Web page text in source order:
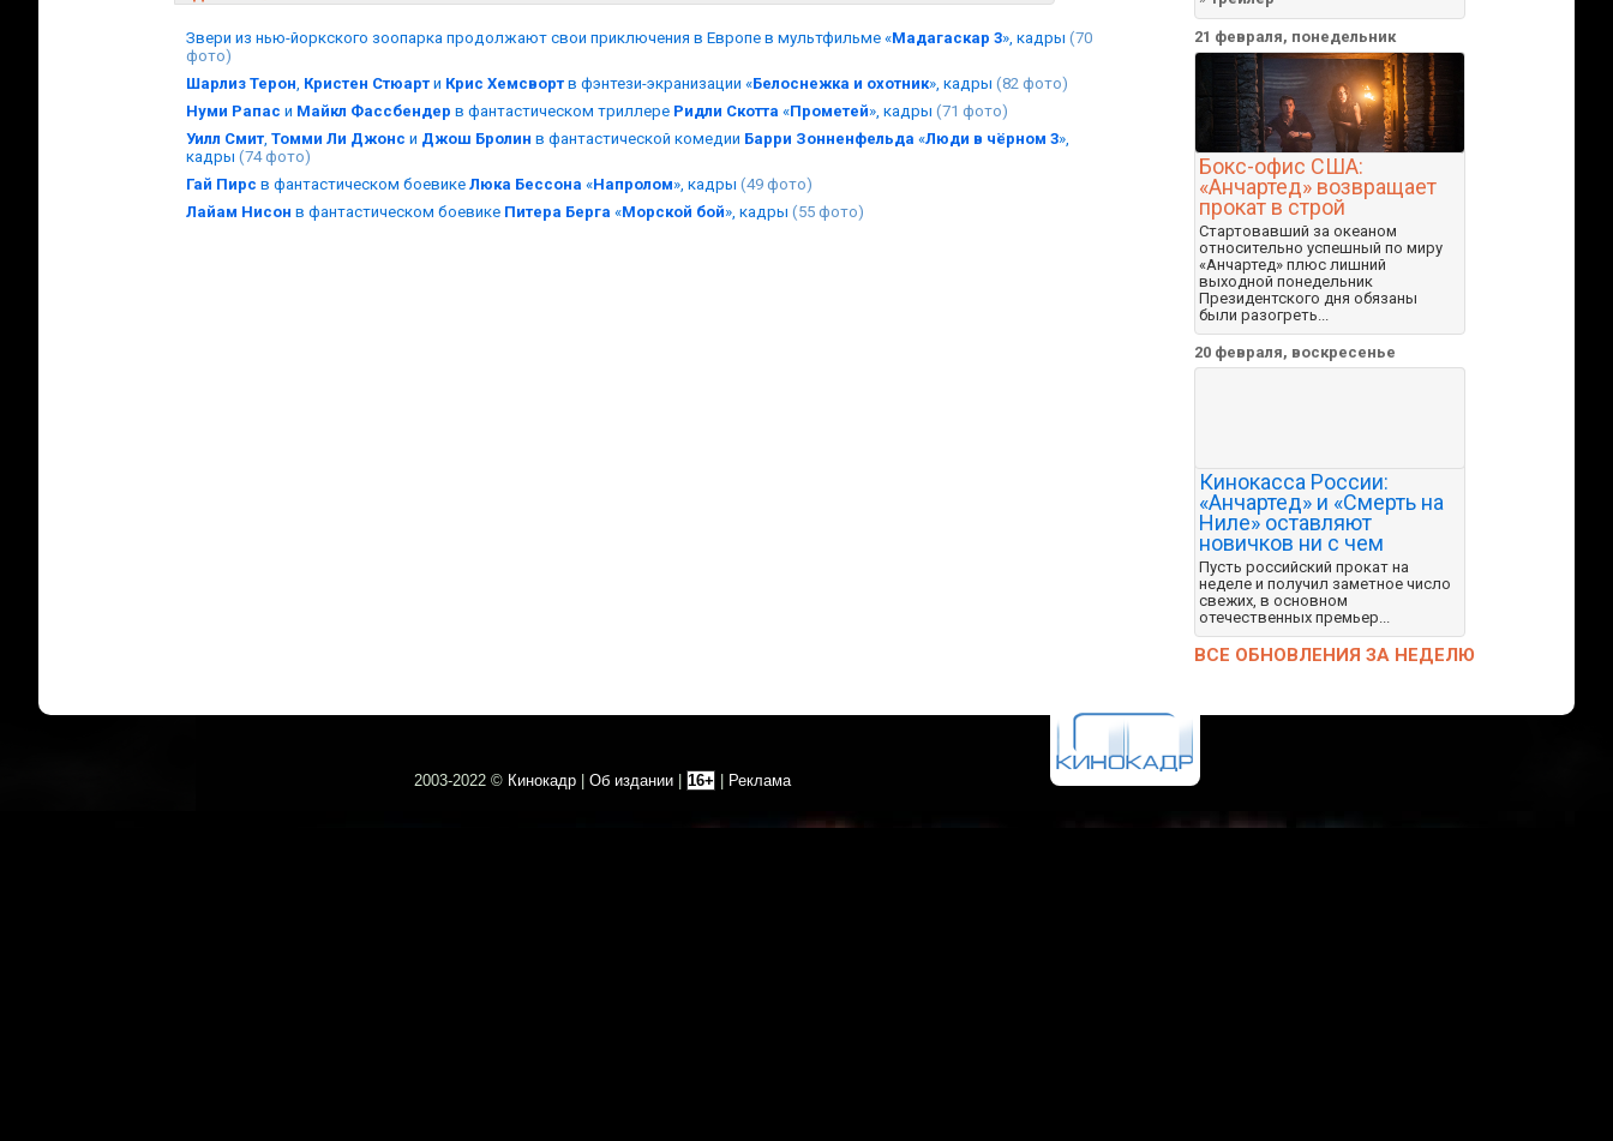
Звери из нью-йоркского зоопарка продолжают свои приключения в Европе в мультфильме «Мадагаскар 3», кадры (70
фото)
Шарлиз Терон, Кристен Стюарт и Крис Хемсворт в фэнтези-экранизации «Белоснежка и охотник», кадры (82 фото)
Нуми Рапас и Майкл Фассбендер в фантастическом триллере Ридли Скотта «Прометей», кадры (71 фото)
Уилл Смит, Томми Ли Джонс и Джош Бролин в фантастической комедии Барри Зонненфельда «Люди в чёрном 3»,
кадры (74 фото)
Гай Пирс в фантастическом боевике Люка Бессона «Напролом», кадры (49 фото)
Лайам Нисон в фантастическом боевике Питера Берга «Морской бой», кадры (55 фото)
21 февраля, понедельник
Бокс-офис США:
«Анчартед» возвращает
прокат в строй
Стартовавший за океаном
относительно успешный по миру
«Анчартед» плюс лишний
выходной понедельник
Президентского дня обязаны
были разогреть...
20 февраля, воскресенье
Кинокасса России:
«Анчартед» и «Смерть на
Ниле» оставляют
новичков ни с чем
Пусть российский прокат на
неделе и получил заметное число
свежих, в основном
отечественных премьер...
ВСЕ ОБНОВЛЕНИЯ ЗА НЕДЕЛЮ
2003-2022 © Кинокадр Об издании| 16+ Реклама